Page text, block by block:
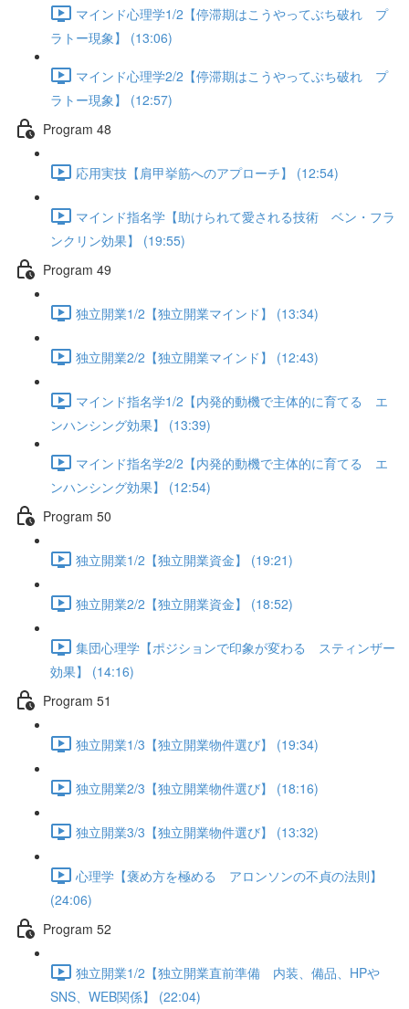
マインド心理学1/2【停滞期はこうやってぶち破れ プ
ラトー現象】 (13:06)
マインド心理学2/2【停滞期はこうやってぶち破れ プ
ラトー現象】 (12:57)
Program 48
応用実技【肩甲挙筋へのアプローチ】 (12:54)
マインド指名学【助けられて愛される技術 ベン・フラ
ンクリン効果】 (19:55)
Program 49
独立開業1/2【独立開業マインド】 (13:34)
独立開業2/2【独立開業マインド】 (12:43)
マインド指名学1/2【内発的動機で主体的に育てる エ
ンハンシング効果】 (13:39)
マインド指名学2/2【内発的動機で主体的に育てる エ
ンハンシング効果】 (12:54)
Program 50
独立開業1/2【独立開業資金】 (19:21)
独立開業2/2【独立開業資金】 (18:52)
集団心理学【ポジションで印象が変わる スティンザー
効果】 (14:16)
Program 51
独立開業1/3【独立開業物件選び】 (19:34)
独立開業2/3【独立開業物件選び】 (18:16)
独立開業3/3【独立開業物件選び】 (13:32)
心理学【褒め方を極める アロンソンの不貞の法則】
(24:06)
Program 52
独立開業1/2【独立開業直前準備 内装、備品、HPや
SNS、WEB関係】 (22:04)